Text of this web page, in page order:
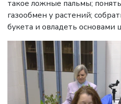
такое ложные пальмы;
газообмен у растений;
букета и овладеть основами